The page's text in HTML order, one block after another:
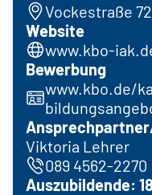
Vockestraße
Website
www.kbo-
Bewerbung
www.kbo.de/
Viktoria Lehrer
089 4562-2270
Auszubildende: